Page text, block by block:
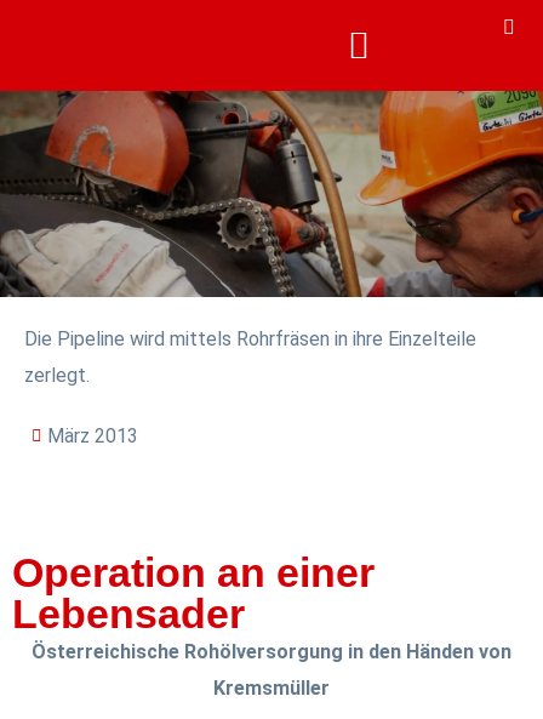
Die Pipeline wird mittels Rohrfräsen in ihre Einzelteile
zerlegt.
März 2013
Operation an einer
Lebensader
Österreichische Rohölversorgung in den Händen von
Kremsmüller